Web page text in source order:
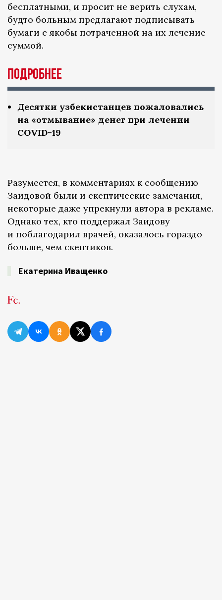
бесплатными, и просит не верить слухам,
будто больным предлагают подписывать
бумаги с якобы потраченной на их лечение
суммой.
Подробнее
Десятки узбекистанцев пожаловались
на «отмывание» денег при лечении
COVID-19
Разумеется, в комментариях к сообщению
Заидовой были и скептические замечания,
некоторые даже упрекнули автора в рекламе.
Однако тех, кто поддержал Заидову
и поблагодарил врачей, оказалось гораздо
больше, чем скептиков.
Екатерина Иващенко